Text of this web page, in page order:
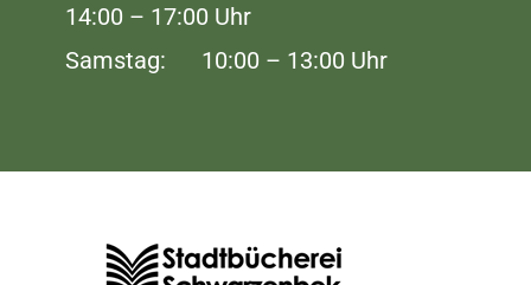
14:00 – 17:00 Uhr
Samstag: 10:00 – 13:00 Uhr